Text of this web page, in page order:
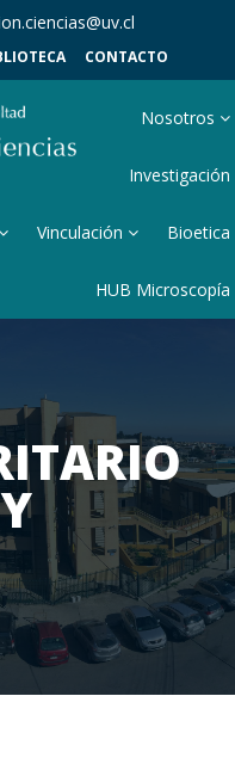
CONTACTO
Nosotros
Investigación
Vinculación Bioetica
HUB Microscopía